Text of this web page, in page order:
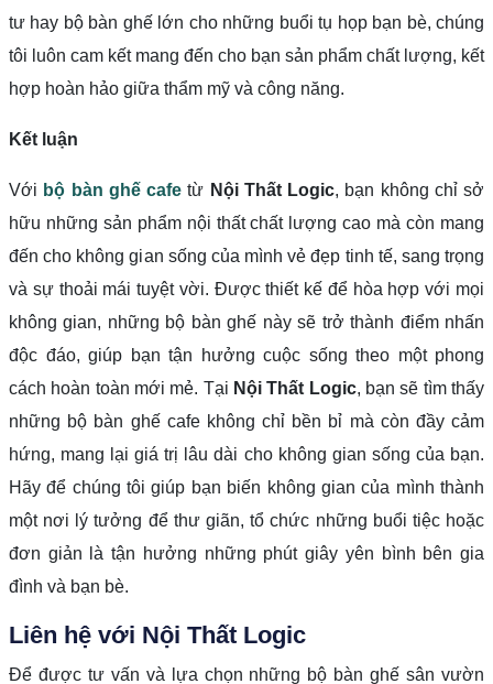
tư hay bộ bàn ghế lớn cho những buổi tụ họp bạn bè, chúng
tôi luôn cam kết mang đến cho bạn sản phẩm chất lượng, kết
hợp hoàn hảo giữa thẩm mỹ và công năng.
Kết luận
Với bộ bàn ghế cafe từ Nội Thất Logic, bạn không chỉ sở
hữu những sản phẩm nội thất chất lượng cao mà còn mang
đến cho không gian sống của mình vẻ đẹp tinh tế, sang trọng
và sự thoải mái tuyệt vời. Được thiết kế để hòa hợp với mọi
không gian, những bộ bàn ghế này sẽ trở thành điểm nhấn
độc đáo, giúp bạn tận hưởng cuộc sống theo một phong
cách hoàn toàn mới mẻ. Tại Nội Thất Logic, bạn sẽ tìm thấy
những bộ bàn ghế cafe không chỉ bền bỉ mà còn đầy cảm
hứng, mang lại giá trị lâu dài cho không gian sống của bạn.
Hãy để chúng tôi giúp bạn biến không gian của mình thành
một nơi lý tưởng để thư giãn, tổ chức những buổi tiệc hoặc
đơn giản là tận hưởng những phút giây yên bình bên gia
đình và bạn bè.
Liên hệ với Nội Thất Logic
Để được tư vấn và lựa chọn những bộ bàn ghế sân vườn